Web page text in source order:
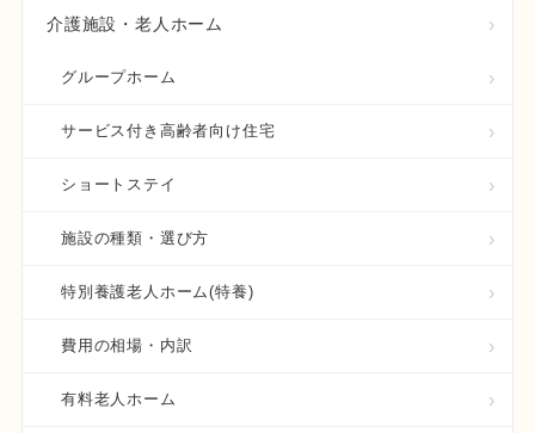
介護施設・老人ホーム
グループホーム
サービス付き高齢者向け住宅
ショートステイ
施設の種類・選び方
特別養護老人ホーム(特養)
費用の相場・内訳
有料老人ホーム